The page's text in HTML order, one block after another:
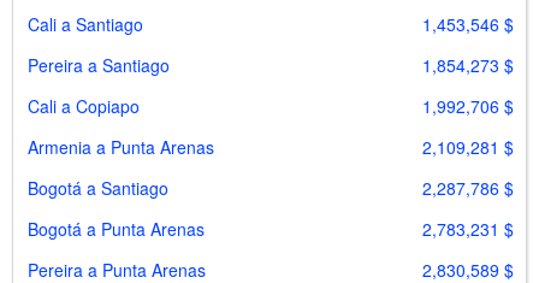
Cali a Santiago
1,453,546 $
Pereira a Santiago
1,854,273 $
Cali a Copiapo
1,992,706 $
Armenia a Punta Arenas
2,109,281 $
Bogotá a Santiago
2,287,786 $
Bogotá a Punta Arenas
2,783,231 $
Pereira a Punta Arenas
2,830,589 $